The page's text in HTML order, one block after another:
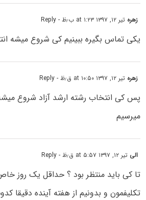
زهره تیر ۱۲, ۱۳۹۷ at ۱:۲۳ ب٫ظ - Reply
یکی تماس بگیره ببینیم کی شروع میشه
زهره تیر ۱۲, ۱۳۹۷ at ۱۰:۵۰ ق٫ظ - Reply
پس کی انتخاب رشته ارشد آزاد شروع
میرسیم
الی تیر ۱۲, ۱۳۹۷ at ۵:۵۷ ق٫ظ - Reply
تا کی باید منتظر بود ؟ حداقل یک روز
تکلیفمون و بدونیم از هفته آینده دقیقا